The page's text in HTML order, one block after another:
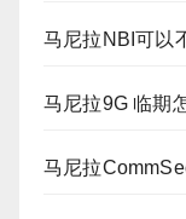
马尼拉NBI可以
马尼拉9G 临期
马尼拉